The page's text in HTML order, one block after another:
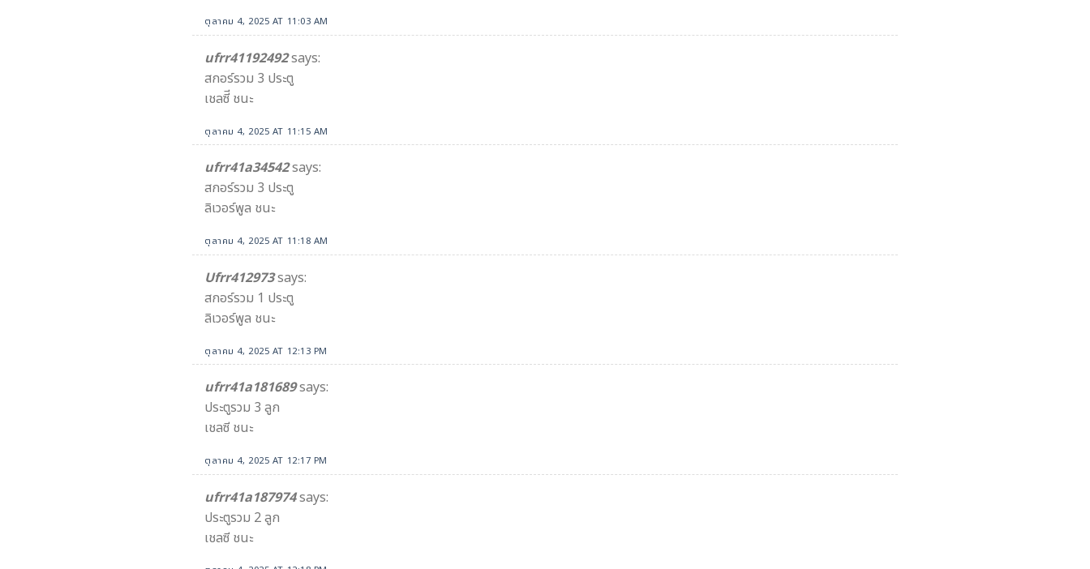
ตุลาคม 4, 2025 AT 11:03 AM
ufrr41192492says:
สกอร์รวม 3 ประตู
เชลซีี ชนะ
ตุลาคม 4, 2025 AT 11:15 AM
ufrr41a34542​says:
สกอร์รวม 3 ประตู
ลิเวอร์พูล ชนะ​
ตุลาคม 4, 2025 AT 11:18 AM
Ufrr412973says:
สกอร์รวม 1 ประตู
ลิเวอร์พูล ชนะ
ตุลาคม 4, 2025 AT 12:13 PM
ufrr41a181689says:
ประตูรวม 3 ลูก
เชลซี ชนะ
ตุลาคม 4, 2025 AT 12:17 PM
ufrr41a187974says:
ประตูรวม 2 ลูก
เชลซี ชนะ